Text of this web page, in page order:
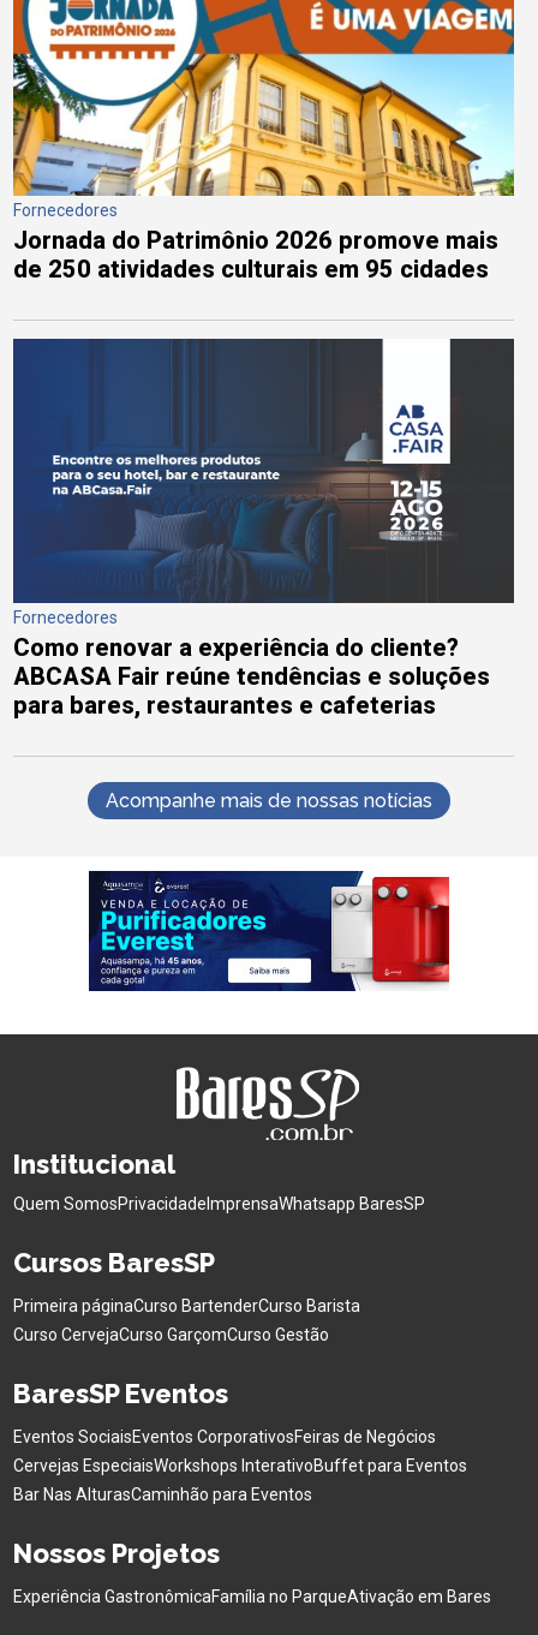
Fornecedores
Jornada do Patrimônio 2026 promove mais
de 250 atividades culturais em 95 cidades
Fornecedores
Como renovar a experiência do cliente?
ABCASA Fair reúne tendências e soluções
para bares, restaurantes e cafeterias
Acompanhe mais de nossas notícias
Institucional
Quem SomosPrivacidade ImprensaWhatsapp BaresSP
Cursos BaresSP
Primeira páginaCurso BartenderCurso Barista
Curso CervejaCurso GarçomCurso Gestão
BaresSP Eventos
Eventos SociaisEventos CorporativosFeiras de Negócios
Cervejas EspeciaisWorkshops InterativoBuffet para Eventos
Bar Nas AlturasCaminhão para Eventos
Nossos Projetos
Experiência GastronômicaFamília no ParqueAtivação em Bares